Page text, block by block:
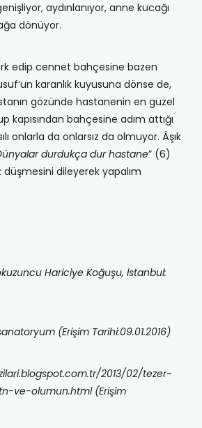
aydınlanıyor, anne kucağı
dönüyor.
edip cennet bahçesine bazen
karanlık kuyusuna dönse de,
gözünde hastanenin en güzel
kapısından bahçesine adım attığı
onlarla da onlarsız da olmuyor. Âşık
durdukça dur hastane” (6)
dileyerek yapalım
Hariciye Koğuşu, İstanbul:
(Erişim Tarihi:09.01.2016)
2013/02/tezer-
ve-olumun.html (Erişim